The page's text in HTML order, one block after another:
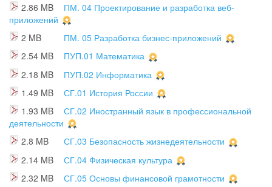
2.86 MB
ПМ. 04 Проектирование и разработка веб-
приложений
2 MB
ПМ. 05 Разработка бизнес-приложений
2.54 MB
ПУП.01 Математика
2.18 MB
ПУП.02 Информатика
1.49 MB
СГ.01 История России
1.93 MB
СГ.02 Иностранный язык в профессиональной
деятельности
2.8 MB
СГ.03 Безопасность жизнедеятельности
2.14 MB
СГ.04 Физическая культура
2.32 MB
СГ.05 Основы финансовой грамотности